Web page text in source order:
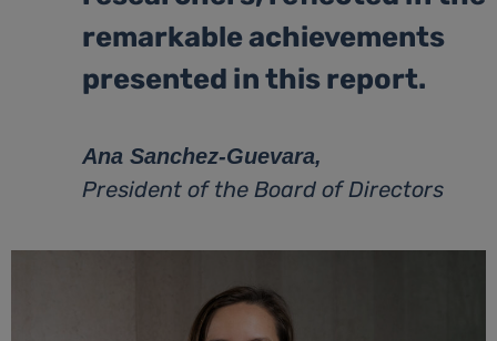
remarkable achievements
presented in this report.
Ana Sanchez-Guevara,
President of the Board of Directors